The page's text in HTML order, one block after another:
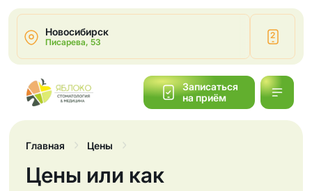
Новосибирск
Писарева, 53
2
Записаться
на приём
Главная Цены
Цены или как
Написать
Обратный